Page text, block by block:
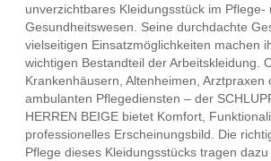
unverzichtbares Kleidungsstück im Pflege-
Gesundheitswesen. Seine durchdachte
vielseitigen Einsatzmöglichkeiten machen
wichtigen Bestandteil der Arbeitskleidung.
Krankenhäusern, Altenheimen, Arztpraxen
ambulanten Pflegediensten – der
HERREN BEIGE bietet Komfort,
professionelles Erscheinungsbild. Die
Pflege dieses Kleidungsstücks tragen